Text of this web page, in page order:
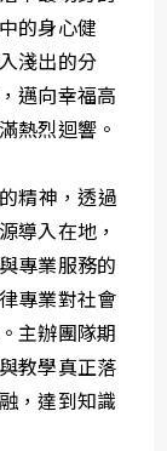
的身心健
淺出的分
邁向幸福高
熱烈迴響。
精神，透過
導入在地，
專業服務的
專業對社會
主辦團隊期
教學真正落
，達到知識